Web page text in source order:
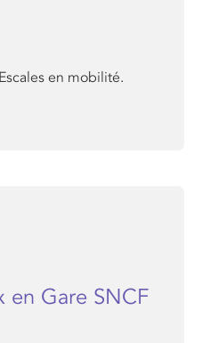
en mobilité.
en Gare SNCF